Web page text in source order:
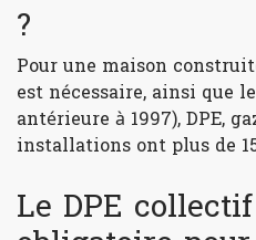
?
Pour une maison
est nécessaire, ainsi que
antérieure à 1997), DPE,
installations ont plus de
Le DPE